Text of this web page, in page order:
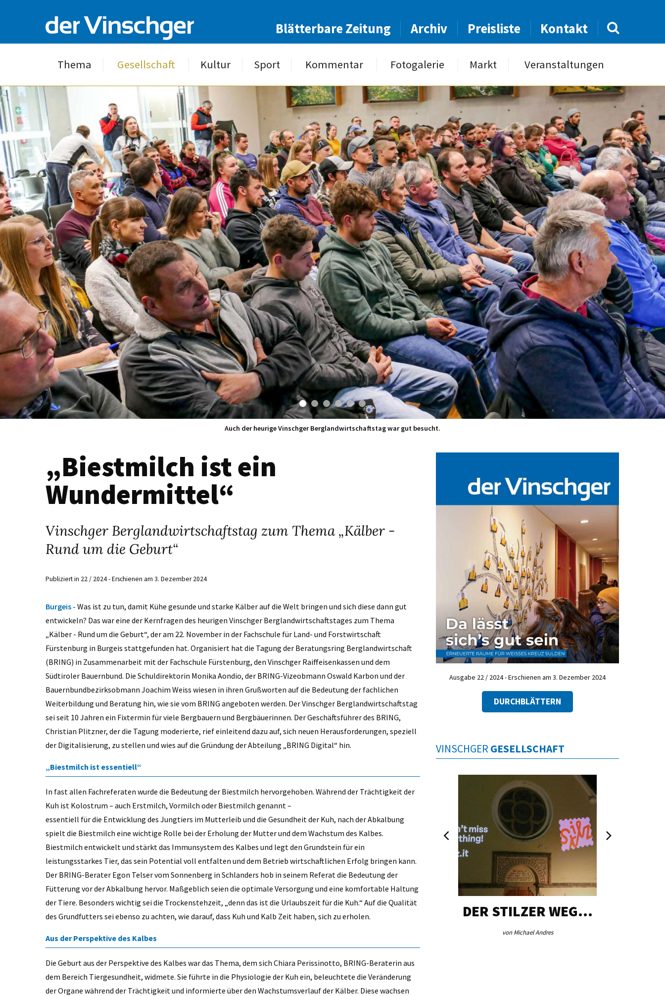
Blätterbare Zeitung Archiv Preisliste Kontakt
Thema Gesellschaft Kultur Sport Kommentar Fotogalerie Markt Veranstaltungen
Auch der heurige Vinschger Berglandwirtschaftstag war gut besucht.
„Biestmilch ist ein
Wundermittel“
Vinschger Berglandwirtschaftstag zum Thema „Kälber -
Rund um die Geburt“
Publiziert in 22 / 2024 - Erschienen am 3. Dezember 2024
Burgeis - Was ist zu tun, damit Kühe gesunde und starke Kälber auf die Welt bringen und sich diese dann gut
entwickeln? Das war eine der Kernfragen des heurigen Vinschger Berglandwirtschaftstages zum Thema
„Kälber - Rund um die Geburt“, der am 22. November in der Fachschule für Land- und Forstwirtschaft
Fürstenburg in Burgeis stattgefunden hat. Organisiert hat die Tagung der Beratungsring Berglandwirtschaft
(BRING) in Zusammenarbeit mit der Fachschule Fürstenburg, den Vinschger Raiffeisenkassen und dem
Südtiroler Bauernbund. Die Schuldirektorin Monika Aondio, der BRING-Vizeobmann Oswald Karbon und der
Bauernbundbezirksobmann Joachim Weiss wiesen in ihren Grußworten auf die Bedeutung der fachlichen
Weiterbildung und Beratung hin, wie sie vom BRING angeboten werden. Der Vinschger Berglandwirtschaftstag
sei seit 10 Jahren ein Fixtermin für viele Bergbauern und Bergbäuerinnen. Der Geschäftsführer des BRING,
Christian Plitzner, der die Tagung moderierte, rief einleitend dazu auf, sich neuen Herausforderungen, speziell
der Digitalisierung, zu stellen und wies auf die Gründung der Abteilung „BRING Digital“ hin.
„Biestmilch ist essentiell“
In fast allen Fachreferaten wurde die Bedeutung der Biestmilch hervorgehoben. Während der Trächtigkeit der
Kuh ist Kolostrum – auch Erstmilch, Vormilch oder Biestmilch genannt –
essentiell für die Entwicklung des Jungtiers im Mutterleib und die Gesundheit der Kuh, nach der Abkalbung
spielt die Biestmilch eine wichtige Rolle bei der Erholung der Mutter und dem Wachstum des Kalbes.
Biestmilch entwickelt und stärkt das Immunsystem des Kalbes und legt den Grundstein für ein
leistungsstarkes Tier, das sein Potential voll entfalten und dem Betrieb wirtschaftlichen Erfolg bringen kann.
Der BRING-Berater Egon Telser vom Sonnenberg in Schlanders hob in seinem Referat die Bedeutung der
Fütterung vor der Abkalbung hervor. Maßgeblich seien die optimale Versorgung und eine komfortable Haltung
der Tiere. Besonders wichtig sei die Trockenstehzeit, „denn das ist die Urlaubszeit für die Kuh.“ Auf die Qualität
des Grundfutters sei ebenso zu achten, wie darauf, dass Kuh und Kalb Zeit haben, sich zu erholen.
Aus der Perspektive des Kalbes
Die Geburt aus der Perspektive des Kalbes war das Thema, dem sich Chiara Perissinotto, BRING-Beraterin aus
dem Bereich Tiergesundheit, widmete. Sie führte in die Physiologie der Kuh ein, beleuchtete die Veränderung
der Organe während der Trächtigkeit und informierte über den Wachstumsverlauf der Kälber. Diese wachsen
Ausgabe 22 / 2024 - Erschienen am 3. Dezember 2024
DURCHBLÄTTERN
VINSCHGER GESELLSCHAFT
DER STILZER WEG…
von Michael Andres